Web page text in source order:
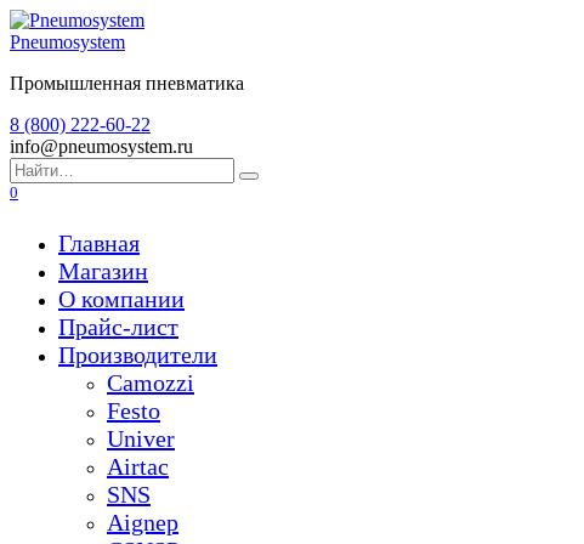
Перейти
к
Pneumosystem
Промышленная пневматика
8 (800) 222-60-22
info@pneumosystem.ru
Search
for:
0
Главная
Магазин
О компании
Прайс-лист
Производители
Camozzi
Festo
Univer
Airtac
SNS
Aignep